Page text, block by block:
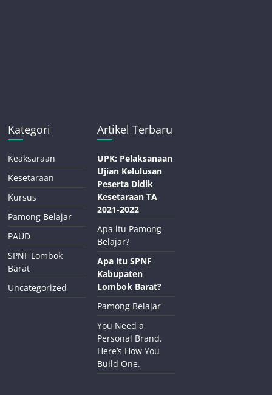
Kategori
Keaksaraan
Kesetaraan
Kursus
Pamong Belajar
PAUD
SPNF Lombok
Barat
Uncategorized
Artikel Terbaru
UPK: Pelaksanaan
Ujian Kelulusan
Peserta Didik
Kesetaraan TA
2021-2022
Apa itu Pamong
Belajar?
Apa itu SPNF
Kabupaten
Lombok Barat?
Pamong Belajar
You Need a
Personal Brand.
Here’s How You
Build One.